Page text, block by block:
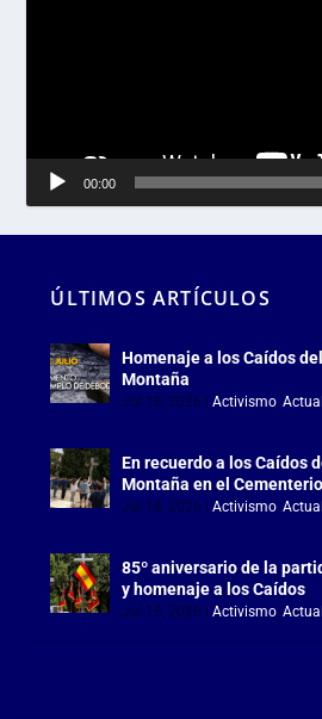
00:00
ÚLTIMOS ARTÍCULOS
Homenaje a los Caídos
Montaña
Jul 18, 2026 |Activismo ,
En recuerdo a los Caídos
Montaña en el
Jul 18, 2026 |Activismo ,
85º aniversario de la
y homenaje a los Caídos
Jul 15, 2026 |Activismo ,